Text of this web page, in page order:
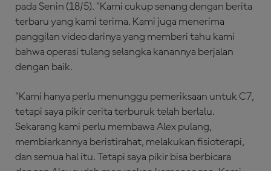
pada Senin (18/5). "Kami cukup senang dengan berita
terbaru yang kami terima. Kami juga menerima
panggilan video darinya yang memberi tahu kami
bahwa operasi tulang selangka kanannya berjalan
dengan baik.
"Kami hanya perlu menunggu pemeriksaan untuk C7,
tetapi saya pikir cerita terburuk telah berlalu.
Sekarang kami perlu membawa Alex pulang,
membiarkannya beristirahat, melakukan fisioterapi,
dan semua hal itu. Tetapi saya pikir bisa berbicara